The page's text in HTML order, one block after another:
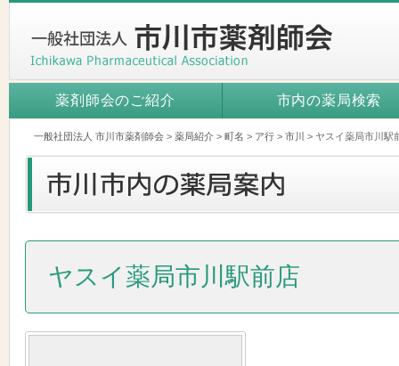
薬剤師会のご紹介 市内の薬局検索
一般社団法人 市川市薬剤師会 > 薬局紹介 > 町名 > ア行 > 市川 > ヤスイ薬局市川駅
ヤスイ薬局市川駅前店